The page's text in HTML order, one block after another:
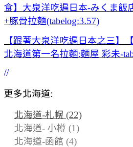
食】大泉洋吃遍日本-みくま飯
+豚骨拉麵(tabelog:3.57)
【跟著大泉洋吃遍日本之三】
北海道第一名拉麵:麵屋 彩未-
//
更多北海道:
北海道-札幌 (22)
北海道- 小樽 (1)
北海道-函館 (4)